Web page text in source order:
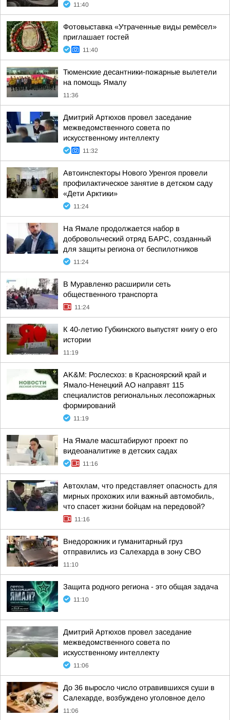
11:40
Фотовыставка «Утраченные виды ремёсел»
приглашает гостей
11:40
Тюменские десантники-пожарные вылетели
на помощь Ямалу
11:36
Дмитрий Артюхов провел заседание
межведомственного совета по
искусственному интеллекту
11:32
Автоинспекторы Нового Уренгоя провели
профилактическое занятие в детском саду
«Дети Арктики»
11:24
На Ямале продолжается набор в
добровольческий отряд БАРС, созданный
для защиты региона от беспилотников
11:24
В Муравленко расширили сеть
общественного транспорта
11:24
К 40-летию Губкинского выпустят книгу о его
истории
11:19
AK&M: Рослесхоз: в Красноярский край и
Ямало-Ненецкий АО направят 115
специалистов региональных лесопожарных
формирований
11:19
На Ямале масштабируют проект по
видеоаналитике в детских садах
11:16
Автохлам, что представляет опасность для
мирных прохожих или важный автомобиль,
что спасет жизни бойцам на передовой?
11:16
Внедорожник и гуманитарный груз
отправились из Салехарда в зону СВО
11:10
Защита родного региона - это общая задача
11:10
Дмитрий Артюхов провел заседание
межведомственного совета по
искусственному интеллекту
11:06
До 36 выросло число отравившихся суши в
Салехарде, возбуждено уголовное дело
11:06